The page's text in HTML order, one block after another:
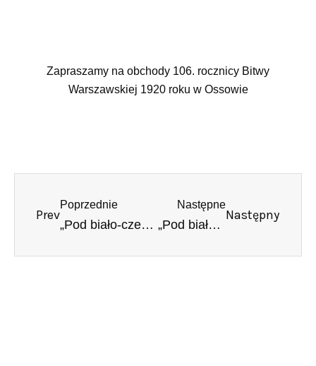
Zapraszamy na obchody 106. rocznicy Bitwy
Warszawskiej 1920 roku w Ossowie
Prev
Poprzednie
„Pod biało-czerwoną” – obchody Dnia Flagi w Muzeum Wojska Polskiego
Następne
„Pod biało-czerwoną” – obchody Dnia Flagi Rzeczypospolitej Polskiej w Muzeum Wojska Polskiego
Następny